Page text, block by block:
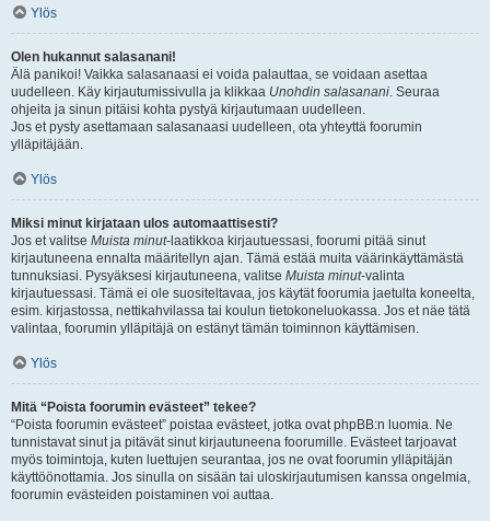
Ylös
Olen hukannut salasanani!
Älä panikoi! Vaikka salasanaasi ei voida palauttaa, se voidaan asettaa
uudelleen. Käy kirjautumissivulla ja klikkaa Unohdin salasanani. Seuraa
ohjeita ja sinun pitäisi kohta pystyä kirjautumaan uudelleen.
Jos et pysty asettamaan salasanaasi uudelleen, ota yhteyttä foorumin
ylläpitäjään.
Ylös
Miksi minut kirjataan ulos automaattisesti?
Jos et valitse Muista minut-laatikkoa kirjautuessasi, foorumi pitää sinut
kirjautuneena ennalta määritellyn ajan. Tämä estää muita väärinkäyttämästä
tunnuksiasi. Pysyäksesi kirjautuneena, valitse Muista minut-valinta
kirjautuessasi. Tämä ei ole suositeltavaa, jos käytät foorumia jaetulta koneelta,
esim. kirjastossa, nettikahvilassa tai koulun tietokoneluokassa. Jos et näe tätä
valintaa, foorumin ylläpitäjä on estänyt tämän toiminnon käyttämisen.
Ylös
Mitä “Poista foorumin evästeet” tekee?
“Poista foorumin evästeet” poistaa evästeet, jotka ovat phpBB:n luomia. Ne
tunnistavat sinut ja pitävät sinut kirjautuneena foorumille. Evästeet tarjoavat
myös toimintoja, kuten luettujen seurantaa, jos ne ovat foorumin ylläpitäjän
käyttöönottamia. Jos sinulla on sisään tai uloskirjautumisen kanssa ongelmia,
foorumin evästeiden poistaminen voi auttaa.